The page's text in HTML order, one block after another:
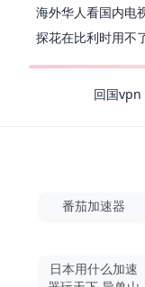
回国vpn
番茄加速器
日本用什么加速